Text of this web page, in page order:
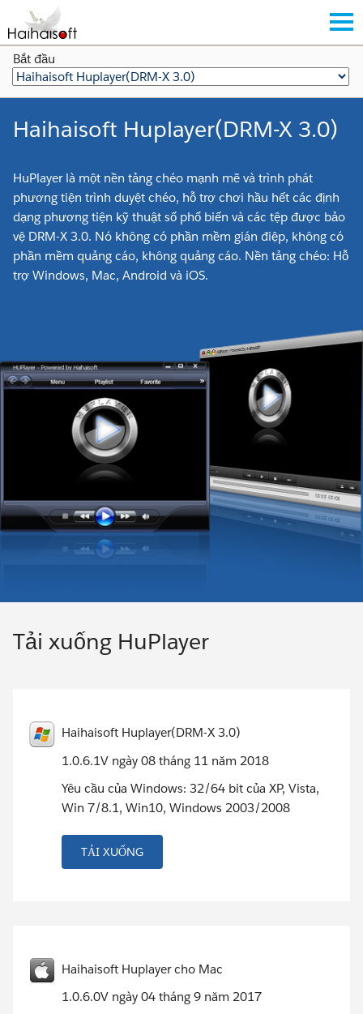
Bắt đầu
Haihaisoft Huplayer(DRM-X 3.0)
HuPlayer là một nền tảng chéo mạnh mẽ và trình phát
phương tiện trình duyệt chéo, hỗ trợ chơi hầu hết các định
dạng phương tiện kỹ thuật số phổ biến và các tệp được bảo
vệ DRM-X 3.0. Nó không có phần mềm gián điệp, không có
phần mềm quảng cáo, không quảng cáo. Nền tảng chéo: Hỗ
trợ Windows, Mac, Android và iOS.
Tải xuống HuPlayer
Haihaisoft Huplayer(DRM-X 3.0)
1.0.6.1V ngày 08 tháng 11 năm 2018
Yêu cầu của Windows: 32/64 bit của XP, Vista,
Win 7/8.1, Win10, Windows 2003/2008
TẢI XUỐNG
Haihaisoft Huplayer cho Mac
1.0.6.0V ngày 04 tháng 9 năm 2017